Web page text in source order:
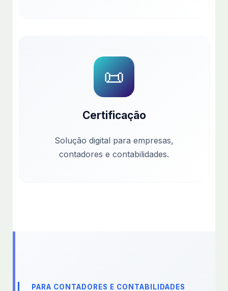
📜
Certificação
Solução digital para empresas,
contadores e contabilidades.
PARA CONTADORES E CONTABILIDADES